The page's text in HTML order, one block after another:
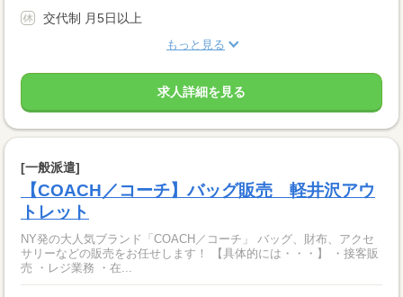
交代制 月5日以上
もっと見る
求人詳細を見る
[一般派遣]
【COACH／コーチ】バッグ販売 軽井沢アウ
トレット
NY発の大人気ブランド「COACH／コーチ」 バッグ、財布、アクセ
サリーなどの販売をお任せします！ 【具体的には・・・】 ・接客販
売 ・レジ業務 ・在...